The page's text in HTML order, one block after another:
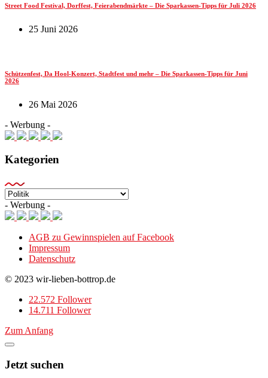
Street Food Festival, Dorffest, Feierabendmärkte – Die Sparkassen-Tipps für Juli 2026
25 Juni 2026
Schützenfest, Da Hool-Konzert, Stadtfest und mehr – Die Sparkassen-Tipps für Juni
2026
26 Mai 2026
- Werbung -
Kategorien
Kategorien
- Werbung -
AGB zu Gewinnspielen auf Facebook
Impressum
Datenschutz
© 2023 wir-lieben-bottrop.de
22.572 Follower
14.711 Follower
Zum Anfang
Jetzt suchen